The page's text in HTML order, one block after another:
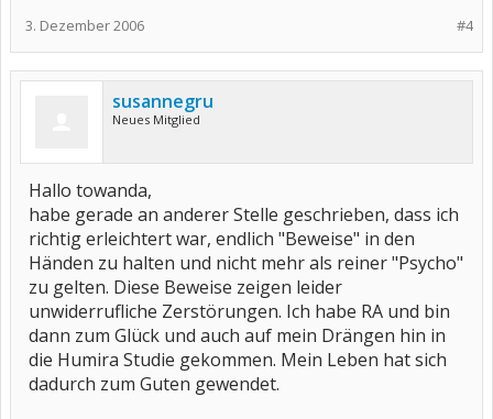
#4
3. Dezember 2006
susannegru
Neues Mitglied
Hallo towanda,
habe gerade an anderer Stelle geschrieben, dass ich
richtig erleichtert war, endlich "Beweise" in den
Händen zu halten und nicht mehr als reiner "Psycho"
zu gelten. Diese Beweise zeigen leider
unwiderrufliche Zerstörungen. Ich habe RA und bin
dann zum Glück und auch auf mein Drängen hin in
die Humira Studie gekommen. Mein Leben hat sich
dadurch zum Guten gewendet.